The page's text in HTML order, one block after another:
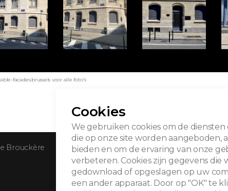
facades.brussels voor alle foto's
Brouckère
Cookies
We gebruiken cookies om de diensten
die op onze site worden aangeboden,
bieden en om de ervaring van onze
verbeteren. Cookies zijn gegevens die
gedownload of opgeslagen op uw
een ander apparaat. Door op "OK" te